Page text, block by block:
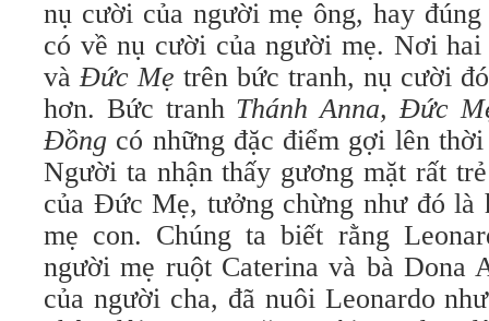
nụ cười của người mẹ ông, hay
có về nụ cười của người mẹ. Nơi
và Đức Mẹ trên bức tranh, nụ cười
hơn. Bức tranh Thánh Anna, Đức
Đồng có những đặc điểm gợi lên
Người ta nhận thấy gương mặt rất
của Đức Mẹ, tưởng chừng như đó là
mẹ con. Chúng ta biết rằng
người mẹ ruột Caterina và bà Dona
của người cha, đã nuôi Leonardo